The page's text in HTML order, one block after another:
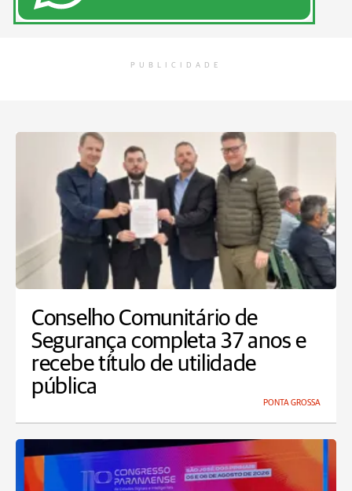
PUBLICIDADE
Conselho Comunitário de
Segurança completa 37 anos e
recebe título de utilidade
pública
PONTA GROSSA